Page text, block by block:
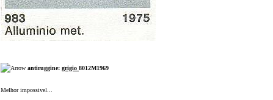
antiruggine: grigio 8012M1969
Melhor impossivel...